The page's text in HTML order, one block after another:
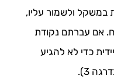
במשקל ולשמור עליו,
אם עברתם נקודת
כדי לא להגיע
3).